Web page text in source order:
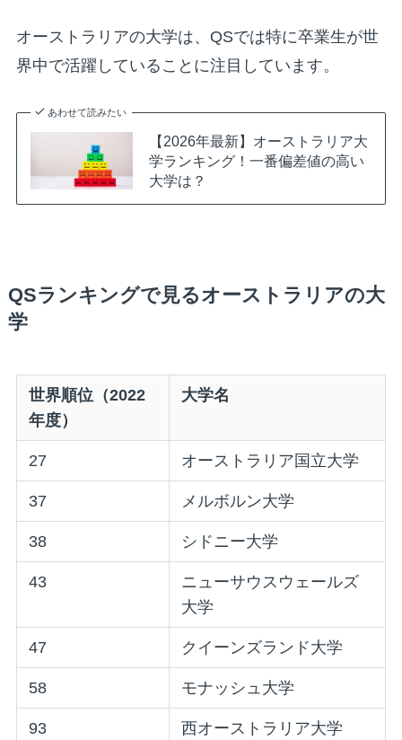
オーストラリアの大学は、QSでは特に卒業生が世
界中で活躍していることに注目しています。
あわせて読みたい
【2026年最新】オーストラリア大
学ランキング！一番偏差値の高い
大学は？
QSランキングで見るオーストラリアの大
学
世界順位（2022
年度）
大学名
27 オーストラリア国立大学
37 メルボルン大学
38 シドニー大学
43
ニューサウスウェールズ
大学
47 クイーンズランド大学
58 モナッシュ大学
93 西オーストラリア大学